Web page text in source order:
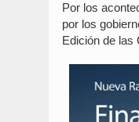
Por los
por los
Edición de las